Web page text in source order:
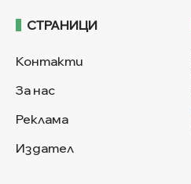
СТРАНИЦИ
Контакти
За нас
Реклама
Издател